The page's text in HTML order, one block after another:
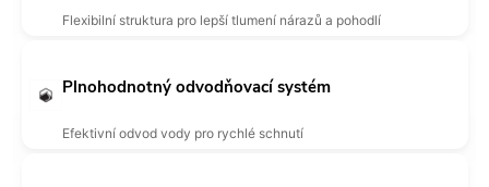
Flexibilní struktura pro lepší tlumení nárazů a pohodlí
Plnohodnotný odvodňovací systém
Efektivní odvod vody pro rychlé schnutí